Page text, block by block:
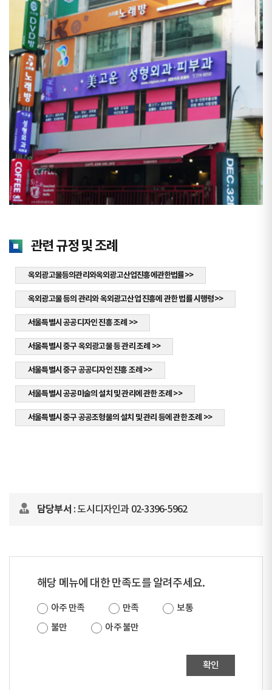
관련 규정 및 조례
옥외광고물등의관리와옥외광고산업진흥에관한법률>>
옥외광고물 등의 관리와 옥외광고산업 진흥에 관한 법률 시행령>>
서울특별시 공공디자인 진흥 조례 >>
서울특별시 중구 옥외광고물 등 관리 조례 >>
서울특별시 중구 공공디자인 진흥 조례 >>
서울특별시 공공미술의 설치 및 관리에 관한 조례 >>
서울특별시 중구 공공조형물의 설치 및 관리 등에 관한 조례 >>
담당부서 : 도시디자인과 02-3396-5962
해당 메뉴에 대한 만족도를 알려주세요.
아주 만족 만족
보통
불만
아주 불만
확인